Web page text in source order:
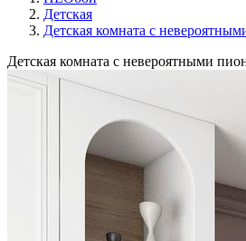
Детская
Детская комната с
Детская комната с невероятными